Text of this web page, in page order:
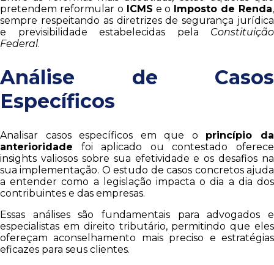
pretendem reformular o ICMS e o Imposto de Renda,
sempre respeitando as diretrizes de segurança jurídica
e previsibilidade estabelecidas pela Constituição
Federal.
Análise de Casos
Específicos
Analisar casos específicos em que o princípio da
anterioridade foi aplicado ou contestado oferece
insights valiosos sobre sua efetividade e os desafios na
sua implementação. O estudo de casos concretos ajuda
a entender como a legislação impacta o dia a dia dos
contribuintes e das empresas.
Essas análises são fundamentais para advogados e
especialistas em direito tributário, permitindo que eles
ofereçam aconselhamento mais preciso e estratégias
eficazes para seus clientes.